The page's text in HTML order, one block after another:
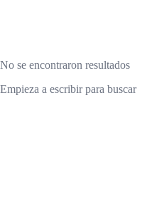
No se encontraron resultados
Empieza a escribir para buscar